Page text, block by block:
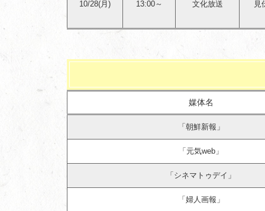
10/28(月) 13:00～ 文化放送
見
媒体名
「朝鮮新報」
「元気web」
「シネマトゥデイ」
「婦人画報」